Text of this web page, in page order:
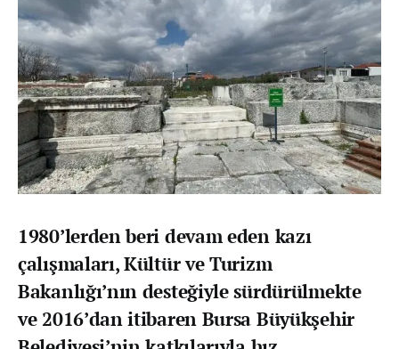
1980’lerden beri devam eden kazı
çalışmaları, Kültür ve Turizm
Bakanlığı’nın desteğiyle sürdürülmekte
ve 2016’dan itibaren Bursa Büyükşehir